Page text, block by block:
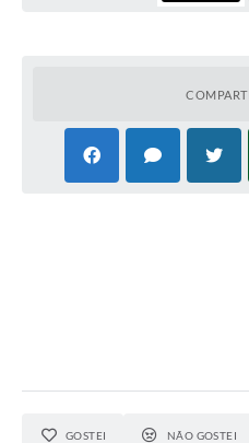
GOSTEI NÃO GOSTEI